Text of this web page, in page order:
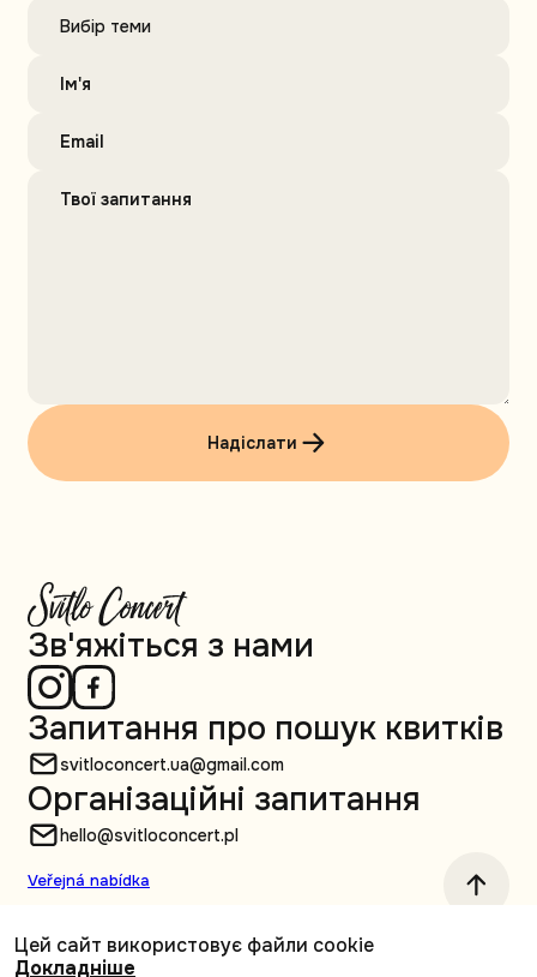
Надіслати
Зв'яжіться з нами
Запитання про пошук квитків
svitloconcert.ua@gmail.com
Організаційні запитання
hello@svitloconcert.pl
© Svitlo Сoncert, 2026 Усі права захищені
Veřejná nabídka
Цей сайт використовує файли cookie
Докладніше